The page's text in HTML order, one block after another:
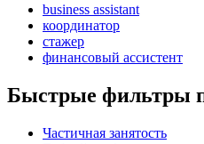
business assistant
координатор
стажер
финансовый ассистент
Быстрые фильтры
Частичная занятость